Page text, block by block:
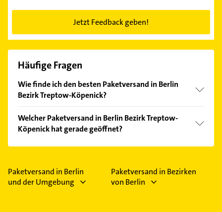
Jetzt Feedback geben!
Häufige Fragen
Wie finde ich den besten Paketversand in Berlin
Bezirk Treptow-Köpenick?
Kundenmeinungen und profitieren Sie von den
Empfehlungen. Die Suchergebnisse können Sie sich
einfach nachBewertungensortiert anzeigen lassen.
Welcher Paketversand in Berlin Bezirk Treptow-
Köpenick hat gerade geöffnet?
Im Anbieter-Bereich finden Sie alleÖffnungszeiten.
Feiertagen abweichen können.
Paketversand in Berlin
und der Umgebung
Paketversand in Bezirken
von Berlin